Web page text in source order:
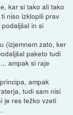
kar si tako ali tako
niso izklopili prav
in si
(izjemnem zato, ker
paketo tudi
ampak si raje
ampak
tudi sam nisi
je res težko vzeti